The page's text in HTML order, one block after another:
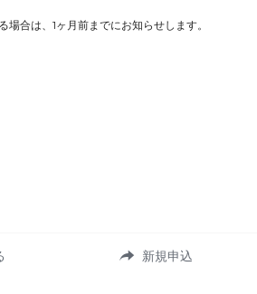
場合は、1ヶ月前までにお知らせします。
新規申込